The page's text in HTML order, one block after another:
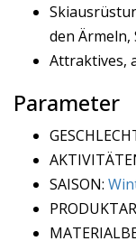
den Ärmeln,
Attraktives,
Parameter
SAISON: